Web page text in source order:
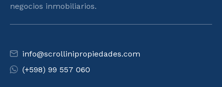
negocios inmobiliarios.
info@scrollinipropiedades.com
(+598) 99 557 060